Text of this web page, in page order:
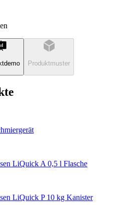
Produktmuster
LiQuick A 0,5 l Flasche
LiQuick P 10 kg Kanister